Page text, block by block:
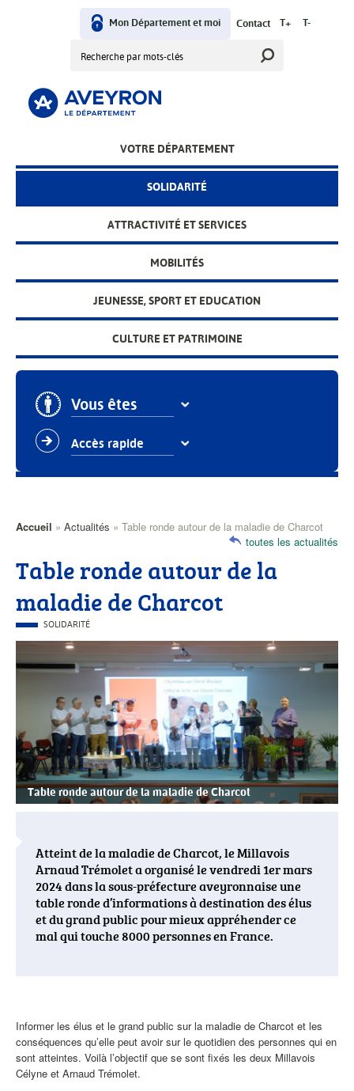
User
menu
Mon Département et moi Contact T+ T-
MainVOTRE DÉPARTEMENT
SOLIDARITÉ
ATTRACTIVITÉ ET SERVICES
MOBILITÉS
JEUNESSE, SPORT ET EDUCATION
CULTURE ET PATRIMOINE
Vous êtes
Accès rapide
d'Ariane
Accueil Actualités Table ronde autour de la maladie de Charcot
Table ronde autour de la
maladie de Charcot
toutes les actualités
CATÉGORIE
PRINCIPALE
SOLIDARITÉ
actualités
Table ronde autour de la maladie de Charcot
Atteint de la maladie de Charcot, le Millavois
Arnaud Trémolet a organisé le vendredi 1er mars
2024 dans la sous-préfecture aveyronnaise une
table ronde d’informations à destination des élus
et du grand public pour mieux appréhender ce
mal qui touche 8000 personnes en France.
de
l'actualité
Informer les élus et le grand public sur la maladie de Charcot et les
conséquences qu’elle peut avoir sur le quotidien des personnes qui en
sont atteintes. Voilà l’objectif que se sont fixés les deux Millavois
Célyne et Arnaud Trémolet.